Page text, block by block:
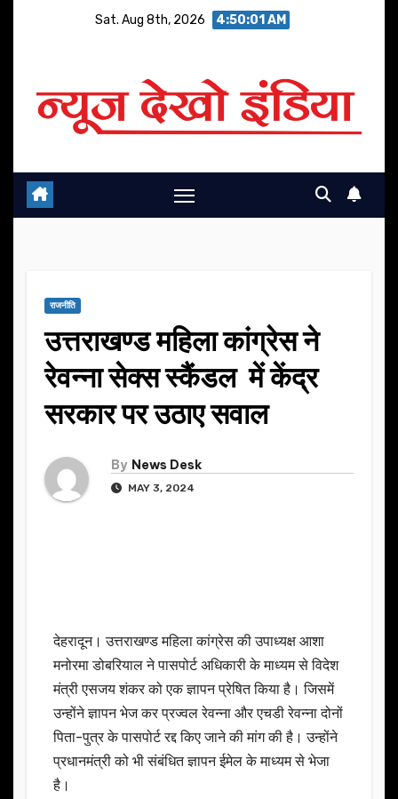
Sat. Aug 8th, 2026 4:50:02 AM
राजनीति
उत्तराखण्ड महिला कांग्रेस ने
रेवन्ना सेक्स स्कैंडल में केंद्र
सरकार पर उठाए सवाल
By News Desk
MAY 3, 2024
देहरादून। उत्तराखण्ड महिला कांग्रेस की उपाध्यक्ष आशा
मनोरमा डोबरियाल ने पासपोर्ट अधिकारी के माध्यम से विदेश
मंत्री एसजय शंकर को एक ज्ञापन प्रेषित किया है। जिसमें
उन्होंने ज्ञापन भेज कर प्रज्वल रेवन्ना और एचडी रेवन्ना दोनों
पिता-पुत्र के पासपोर्ट रद्द किए जाने की मांग की है। उन्होंने
प्रधानमंत्री को भी संबंधित ज्ञापन ईमेल के माध्यम से भेजा
है।